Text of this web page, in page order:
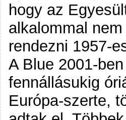
hogy az
alkalommal
rendezni 1957-
A Blue 2001-
fennállásukig
Európa-szerte,